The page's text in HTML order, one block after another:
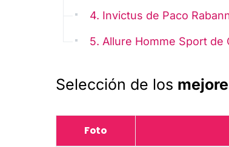
4. Invictus de Paco
5. Allure Homme Sport de
Selección de los
Foto